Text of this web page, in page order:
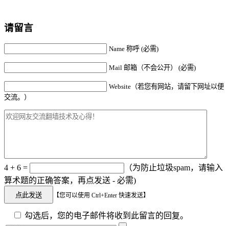
请留言
Name 称呼 (必需)
Mail 邮箱（不会公开） (必需)
Website（若您有网站，请留下网址以便
交流。）
4 + 6 =
（为防止垃圾spam，请输入
算术题的正确答案，再点发送 - 必需)
【您可以使用 Ctrl+Enter 快速发送】
勾选后，您的电子邮件将收到此留言的回复。